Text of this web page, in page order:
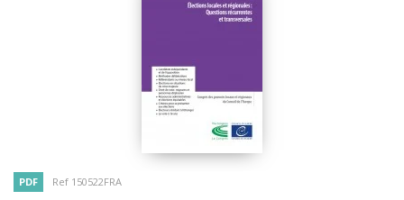
PDF Ref 150522FRA